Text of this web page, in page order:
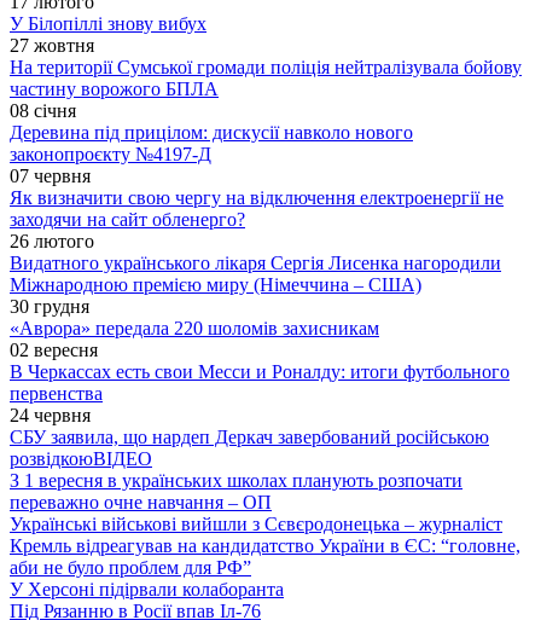
У Білопіллі знову вибух
27 жовтня
На території Сумської громади поліція нейтралізувала бойову
частину ворожого БПЛА
08 січня
Деревина під прицілом: дискусії навколо нового
законопроєкту №4197-Д
07 червня
Як визначити свою чергу на відключення електроенергії не
заходячи на сайт обленерго?
26 лютого
Видатного українського лікаря Сергія Лисенка нагородили
Міжнародною премією миру (Німеччина – США)
30 грудня
«Аврора» передала 220 шоломів захисникам
02 вересня
В Черкассах есть свои Месси и Роналду: итоги футбольного
первенства
24 червня
СБУ заявила, що нардеп Деркач завербований російською
розвідкоюВІДЕО
З 1 вересня в українських школах планують розпочати
переважно очне навчання – ОП
Українські військові вийшли з Сєвєродонецька – журналіст
Кремль відреагував на кандидатство України в ЄС: “головне,
аби не було проблем для РФ”
У Херсоні підірвали колаборанта
Під Рязанню в Росії впав Іл-76